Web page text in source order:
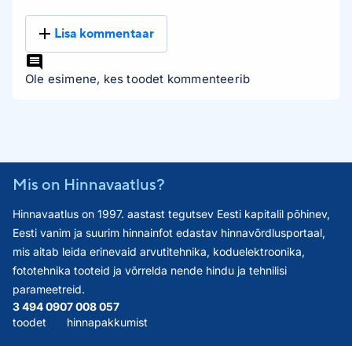
Lisa kommentaar
Ole esimene, kes toodet kommenteerib
Mis on Hinnavaatlus?
Hinnavaatlus on 1997. aastast tegutsev Eesti kapitalil põhinev,
Eesti vanim ja suurim hinnainfot edastav hinnavõrdlusportaal,
mis aitab leida erinevaid arvutitehnika, koduelektroonika,
fototehnika tooteid ja võrrelda nende hindu ja tehnilisi
parameetreid.
3 494 090
toodet
7 008 057
hinnapakkumist